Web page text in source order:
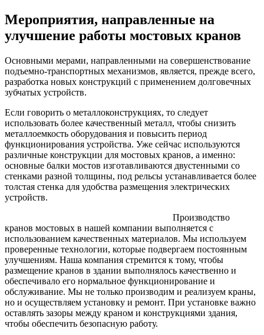
Мероприятия, направленные на
улучшение работы мостовых кранов
Основными мерами, направленными на совершенствование
подъемно-транспортных механизмов, является, прежде всего,
разработка новых конструкций с применением долговечных
зубчатых устройств.
Если говорить о металлоконструкциях, то следует
использовать более качественный металл, чтобы снизить
металлоемкость оборудования и повысить период
функционирования устройства. Уже сейчас используются
различные конструкции для мостовых кранов, а именно:
основные балки мостов изготавливаются двустенными со
стенками разной толщины, под рельсы устанавливается более
толстая стенка для удобства размещения электрических
устройств.
Производство
кранов мостовых в нашей компании выполняется с
использованием качественных материалов. Мы используем
проверенные технологии, которые подвергаем постоянным
улучшениям. Наша компания стремится к тому, чтобы
размещение кранов в здании выполнялось качественно и
обеспечивало его нормальное функционирование и
обслуживание. Мы не только производим и реализуем краны,
но и осуществляем установку и ремонт. При установке важно
оставлять зазоры между краном и конструкциями здания,
чтобы обеспечить безопасную работу.